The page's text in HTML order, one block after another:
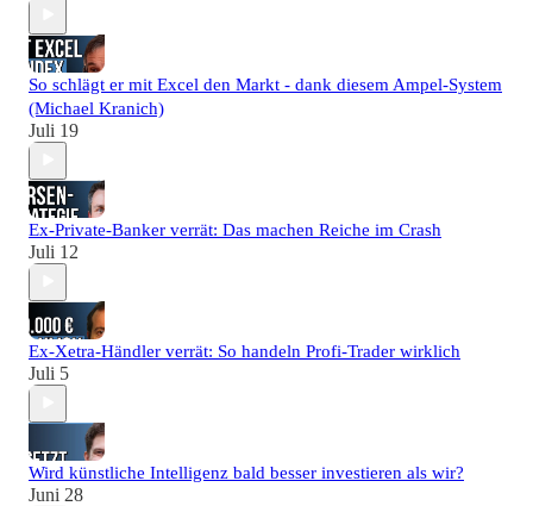
So schlägt er mit Excel den Markt - dank diesem Ampel-System
(Michael Kranich)
Juli 19
Ex-Private-Banker verrät: Das machen Reiche im Crash
Juli 12
Ex-Xetra-Händler verrät: So handeln Profi-Trader wirklich
Juli 5
Wird künstliche Intelligenz bald besser investieren als wir?
Juni 28